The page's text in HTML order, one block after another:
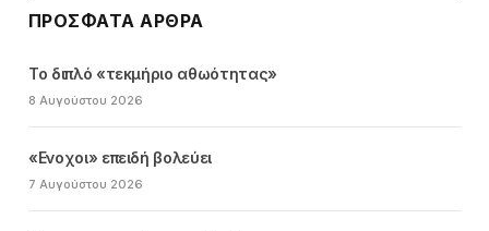
ΠΡΌΣΦΑΤΑ ΆΡΘΡΑ
Το διπλό «τεκμήριο αθωότητας»
8 Αυγούστου 2026
«Ενοχοι» επειδή βολεύει
7 Αυγούστου 2026